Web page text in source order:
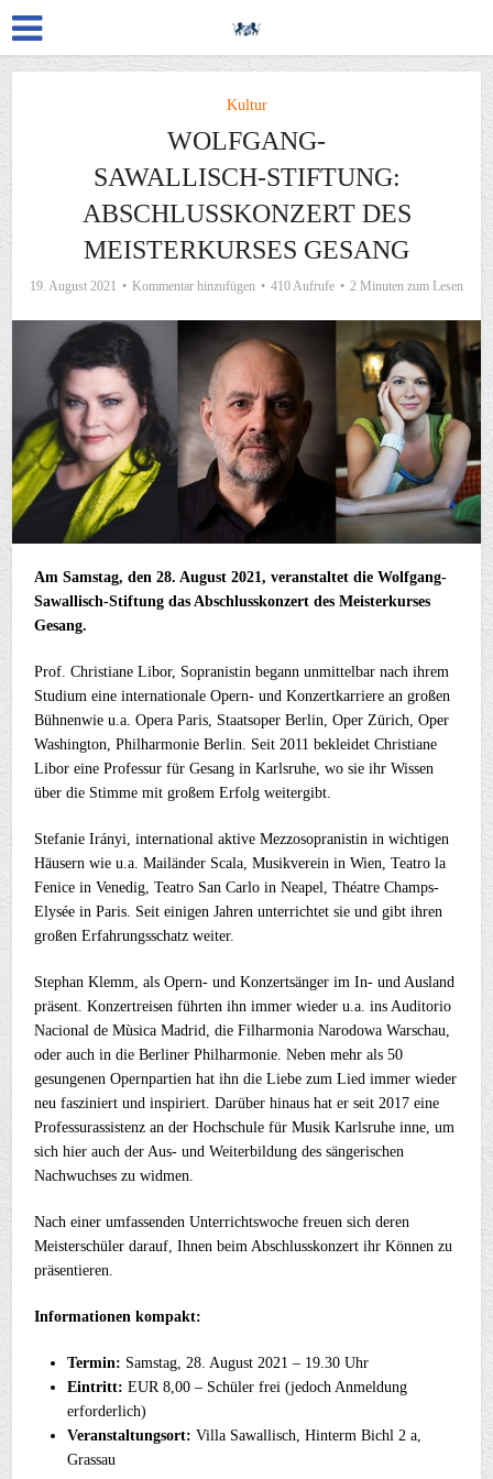
Kultur
WOLFGANG-
SAWALLISCH-STIFTUNG:
ABSCHLUSSKONZERT DES
MEISTERKURSES GESANG
19. August 2021 Kommentar hinzufügen 410 Aufrufe 2 Minuten zum Lesen
Am Samstag, den 28. August 2021, veranstaltet die Wolfgang-
Sawallisch-Stiftung das Abschlusskonzert des Meisterkurses
Gesang.
Prof. Christiane Libor, Sopranistin begann unmittelbar nach ihrem
Studium eine internationale Opern- und Konzertkarriere an großen
Bühnenwie u.a. Opera Paris, Staatsoper Berlin, Oper Zürich, Oper
Washington, Philharmonie Berlin. Seit 2011 bekleidet Christiane
Libor eine Professur für Gesang in Karlsruhe, wo sie ihr Wissen
über die Stimme mit großem Erfolg weitergibt.
Stefanie Irányi, international aktive Mezzosopranistin in wichtigen
Häusern wie u.a. Mailänder Scala, Musikverein in Wien, Teatro la
Fenice in Venedig, Teatro San Carlo in Neapel, Théatre Champs-
Elysée in Paris. Seit einigen Jahren unterrichtet sie und gibt ihren
großen Erfahrungsschatz weiter.
Stephan Klemm, als Opern- und Konzertsänger im In- und Ausland
präsent. Konzertreisen führten ihn immer wieder u.a. ins Auditorio
Nacional de Mùsica Madrid, die Filharmonia Narodowa Warschau,
oder auch in die Berliner Philharmonie. Neben mehr als 50
gesungenen Opernpartien hat ihn die Liebe zum Lied immer wieder
neu fasziniert und inspiriert. Darüber hinaus hat er seit 2017 eine
Professurassistenz an der Hochschule für Musik Karlsruhe inne, um
sich hier auch der Aus- und Weiterbildung des sängerischen
Nachwuchses zu widmen.
Nach einer umfassenden Unterrichtswoche freuen sich deren
Meisterschüler darauf, Ihnen beim Abschlusskonzert ihr Können zu
präsentieren.
Informationen kompakt:
Termin: Samstag, 28. August 2021 – 19.30 Uhr
Eintritt: EUR 8,00 – Schüler frei (jedoch Anmeldung
erforderlich)
Veranstaltungsort:Villa Sawallisch, Hinterm Bichl 2 a,
Grassau